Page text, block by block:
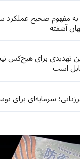
مفهوم صحیح عملکرد
آشفته
تهدیدی برای هیچ‌کس
است
سرمایه‌ای برای